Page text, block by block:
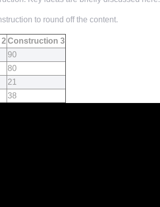
to round off the content.
Construction 3
90
80
21
38